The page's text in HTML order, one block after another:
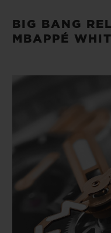
audacieuse,
message simple
saisir les
voie. Mbappé
façonné son
mondiale,
croire, à agir
jamais douter.
professionnel en
BIG BANG
MBAPPÉ